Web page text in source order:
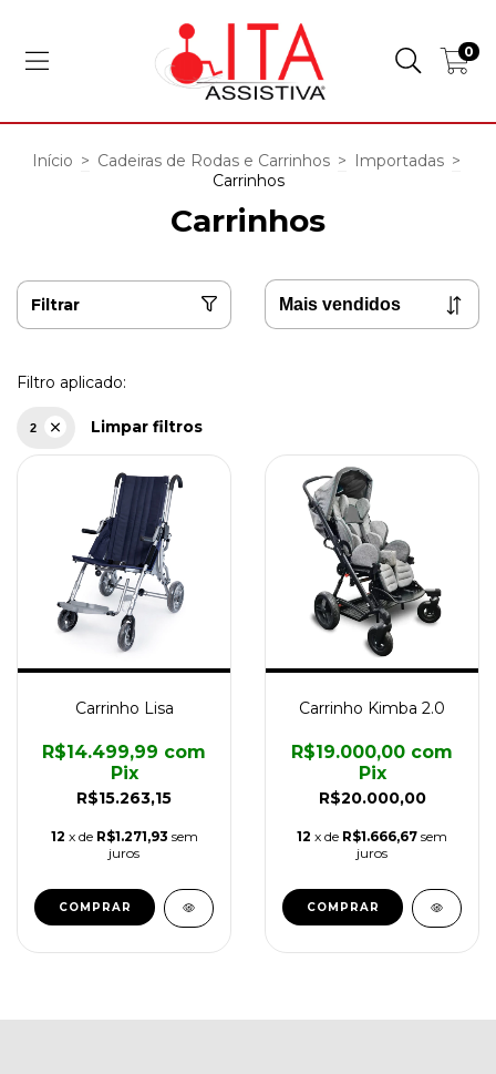
0
Início > Cadeiras de Rodas e Carrinhos > Importadas >
Carrinhos
Carrinhos
Filtrar
Filtro aplicado:
2 Limpar filtros
Carrinho Lisa
R$15.263,15
R$14.499,99 com
Pix
12 x de R$1.271,93 sem
juros
COMPRAR
Carrinho Kimba 2.0
R$20.000,00
R$19.000,00 com
Pix
12 x de R$1.666,67 sem
juros
COMPRAR